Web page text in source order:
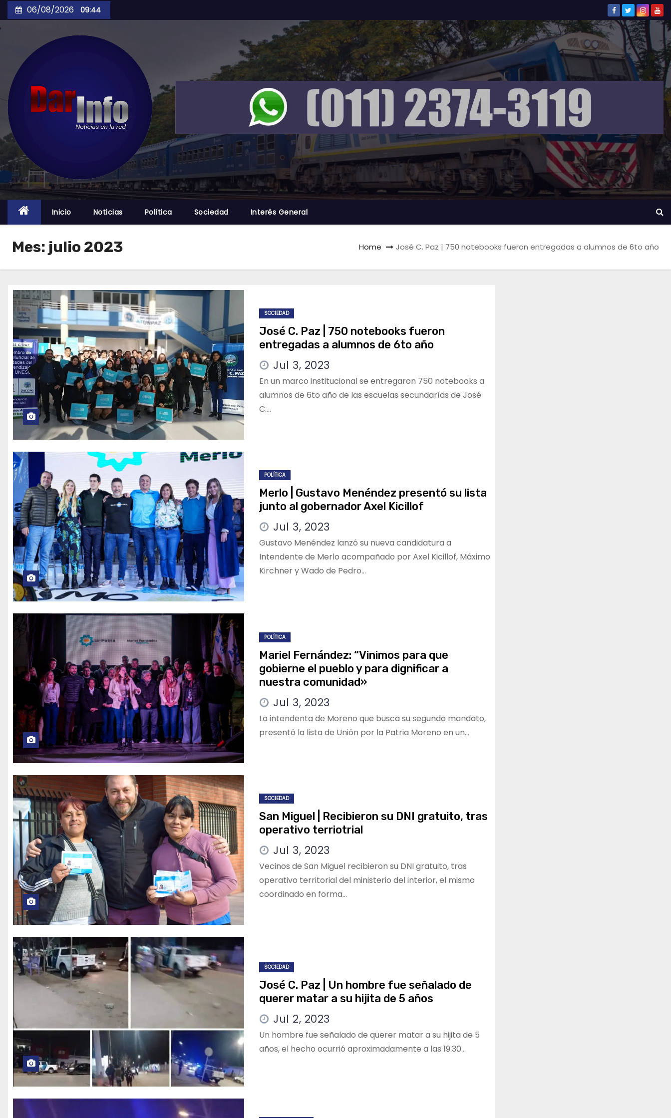
to
06/08/2026 09:44
Inicio Noticias Política Sociedad Interés General
Mes: julio 2023 Home José C. Paz | 750 notebooks fueron entregadas a alumnos de 6to año
SOCIEDAD
José C. Paz | 750 notebooks fueron
entregadas a alumnos de 6to año
Jul 3, 2023
En un marco institucional se entregaron 750 notebooks a
alumnos de 6to año de las escuelas secundarías de José
C.…
POLÍTICA
Merlo | Gustavo Menéndez presentó su lista
junto al gobernador Axel Kicillof
Jul 3, 2023
Gustavo Menéndez lanzó su nueva candidatura a
Intendente de Merlo acompañado por Axel Kicillof, Máximo
Kirchner y Wado de Pedro…
POLÍTICA
Mariel Fernández: “Vinimos para que
gobierne el pueblo y para dignificar a
nuestra comunidad»
Jul 3, 2023
La intendenta de Moreno que busca su segundo mandato,
presentó la lista de Unión por la Patria Moreno en un…
SOCIEDAD
San Miguel | Recibieron su DNI gratuito, tras
operativo terriotrial
Jul 3, 2023
Vecinos de San Miguel recibieron su DNI gratuito, tras
operativo territorial del ministerio del interior, el mismo
coordinado en forma…
SOCIEDAD
José C. Paz | Un hombre fue señalado de
querer matar a su hijita de 5 años
Jul 2, 2023
Un hombre fue señalado de querer matar a su hijita de 5
años, el hecho ocurrió aproximadamente a las 19:30…